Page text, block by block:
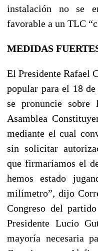
instalación no se
favorable a un TLC
MEDIDAS
El Presidente Rafael
popular para el 18
se pronuncie
Asamblea
mediante el cual
sin solicitar
que firmaríamos el
hemos estado
milímetro”, dijo
Congreso del
Presidente Lucio
mayoría necesaria